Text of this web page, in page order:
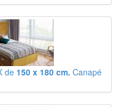
de 150 x 180 cm. Canapé